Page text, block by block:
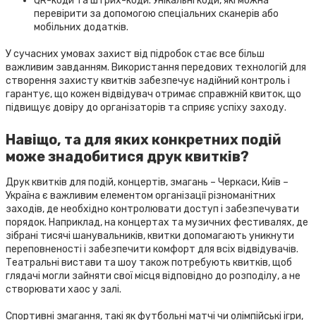
перевірити за допомогою спеціальних сканерів або
мобільних додатків.
У сучасних умовах захист від підробок стає все більш
важливим завданням. Використання передових технологій для
створення захисту квитків забезпечує надійний контроль і
гарантує, що кожен відвідувач отримає справжній квиток, що
підвищує довіру до організаторів та сприяє успіху заходу.
Навіщо, та для яких конкретних подій
може знадобитися друк квитків?
Друк квитків для подій, концертів, змагань – Черкаси, Київ –
Україна є важливим елементом організації різноманітних
заходів, де необхідно контролювати доступ і забезпечувати
порядок. Наприклад, на концертах та музичних фестивалях, де
зібрані тисячі шанувальників, квитки допомагають уникнути
переповненості і забезпечити комфорт для всіх відвідувачів.
Театральні вистави та шоу також потребують квитків, щоб
глядачі могли зайняти свої місця відповідно до розподілу, а не
створювати хаос у залі.
Спортивні змагання, такі як футбольні матчі чи олімпійські ігри,